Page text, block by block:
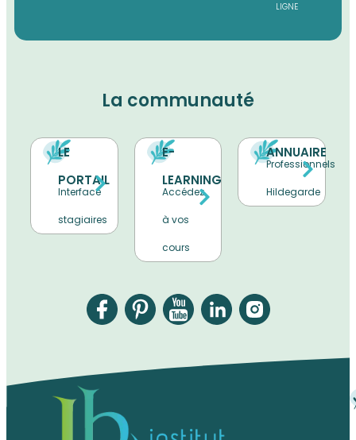
LIGNE
La communauté
LE
PORTAIL
Interface
stagiaires
E-
LEARNING
Accédez
à vos
cours
ANNUAIRE
Professionnels
Hildegarde